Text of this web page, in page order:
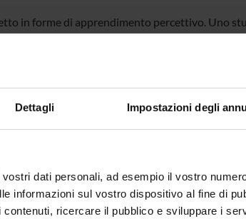
Dettagli Impostazioni degli
dati personali, ad esempio il vostro
informazioni sul vostro dispositivo al fine di
ricercare il pubblico e sviluppare i
in forme di apprendimento percettivo. Uno
AL PROGETTO
Professore ordinario